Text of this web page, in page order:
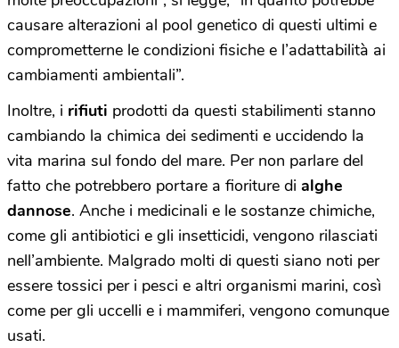
causare alterazioni al pool genetico di questi ultimi e
comprometterne le condizioni fisiche e l’adattabilità ai
cambiamenti ambientali”.
Inoltre, i rifiuti prodotti da questi stabilimenti stanno
cambiando la chimica dei sedimenti e uccidendo la
vita marina sul fondo del mare. Per non parlare del
fatto che potrebbero portare a fioriture di alghe
dannose. Anche i medicinali e le sostanze chimiche,
come gli antibiotici e gli insetticidi, vengono rilasciati
nell’ambiente. Malgrado molti di questi siano noti per
essere tossici per i pesci e altri organismi marini, così
come per gli uccelli e i mammiferi, vengono comunque
usati.